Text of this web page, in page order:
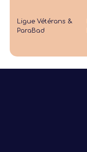
Ligue Vétérans &
ParaBad